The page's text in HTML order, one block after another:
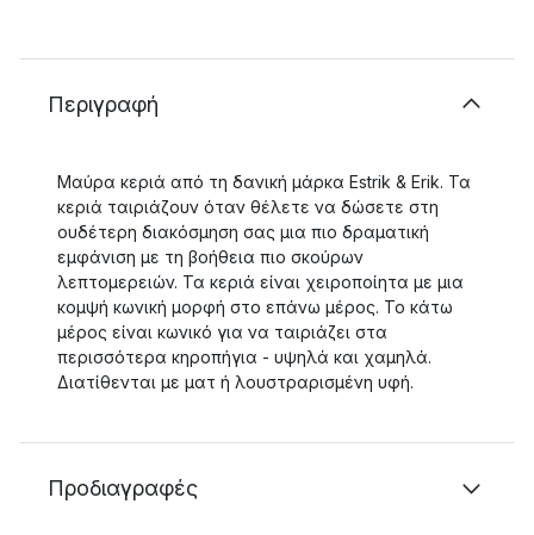
Περιγραφή
Μαύρα κεριά από τη δανική μάρκα Estrik & Erik. Τα
κεριά ταιριάζουν όταν θέλετε να δώσετε στη
ουδέτερη διακόσμηση σας μια πιο δραματική
εμφάνιση με τη βοήθεια πιο σκούρων
λεπτομερειών. Τα κεριά είναι χειροποίητα με μια
κομψή κωνική μορφή στο επάνω μέρος. Το κάτω
μέρος είναι κωνικό για να ταιριάζει στα
περισσότερα κηροπήγια - υψηλά και χαμηλά.
Διατίθενται με ματ ή λουστραρισμένη υφή.
Προδιαγραφές